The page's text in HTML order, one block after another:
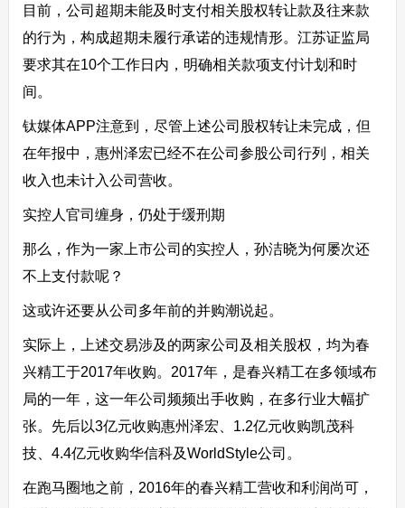
目前，公司超期未能及时支付相关股权转让款及往来款
的行为，构成超期未履行承诺的违规情形。江苏证监局
要求其在10个工作日内，明确相关款项支付计划和时
间。
钛媒体APP注意到，尽管上述公司股权转让未完成，但
在年报中，惠州泽宏已经不在公司参股公司行列，相关
收入也未计入公司营收。
实控人官司缠身，仍处于缓刑期
那么，作为一家上市公司的实控人，孙洁晓为何屡次还
不上支付款呢？
这或许还要从公司多年前的并购潮说起。
实际上，上述交易涉及的两家公司及相关股权，均为春
兴精工于2017年收购。2017年，是春兴精工在多领域布
局的一年，这一年公司频频出手收购，在多行业大幅扩
张。先后以3亿元收购惠州泽宏、1.2亿元收购凯茂科
技、4.4亿元收购华信科及WorldStyle公司。
在跑马圈地之前，2016年的春兴精工营收和利润尚可，